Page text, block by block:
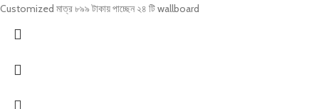
Customized মাত্র ৮৯৯ টাকায় পাচ্ছেন ২৪ টি wallboard